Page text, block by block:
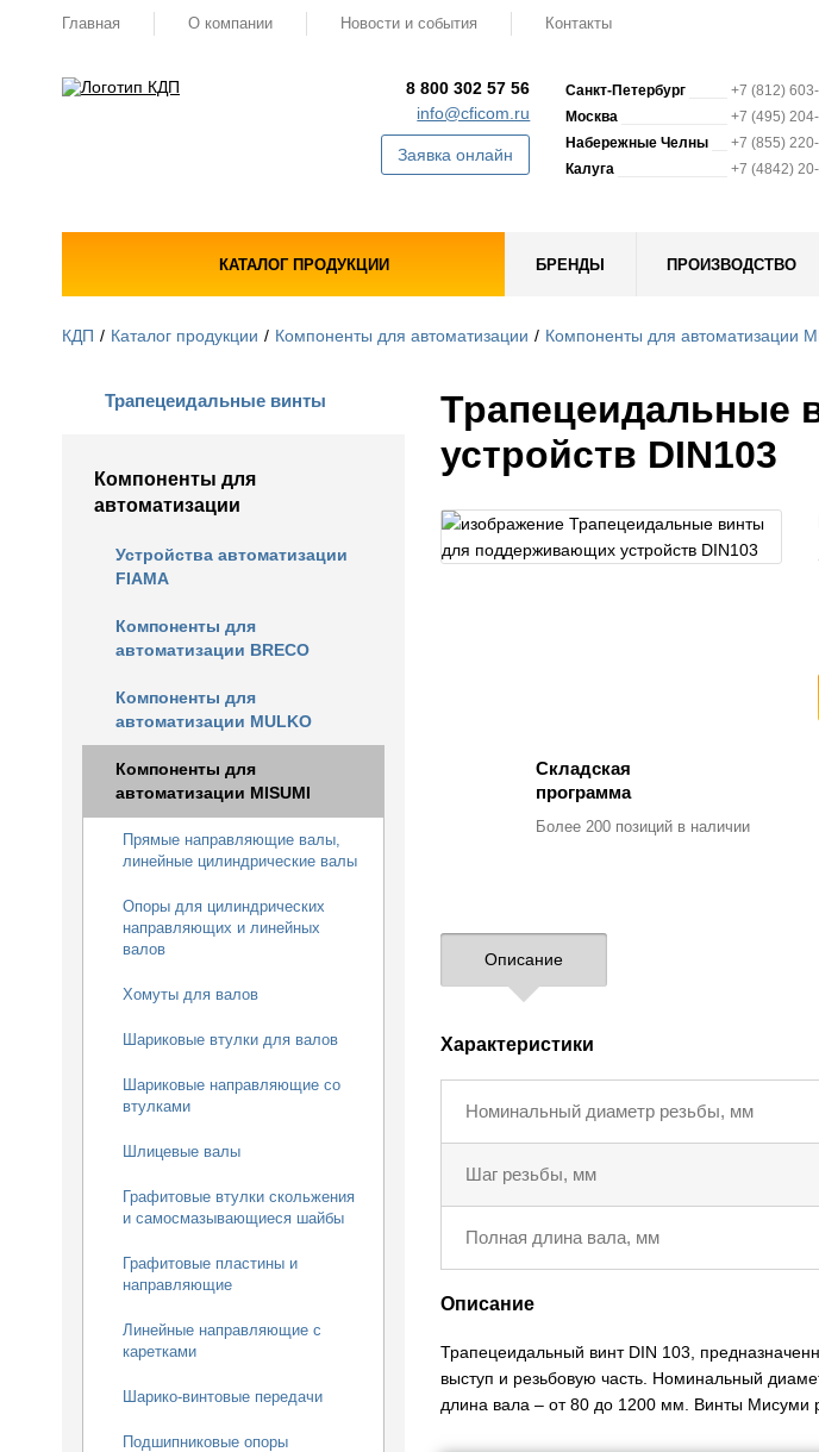
Главная О компании Новости и события Контакты
8 800 302 57 56
info@cficom.ru
Заявка онлайн
Санкт-Петербург
+7 (812)
Москва
+7 (495)
Набережные Челны
+7 (855)
Калуга
+7 (4842)
КАТАЛОГ ПРОДУКЦИИ БРЕНДЫ ПРОИЗВОДСТВО
КДП Каталог продукции Компоненты для автоматизации Компоненты для автоматизации
Трапецеидальные винты
Компоненты для
автоматизации
Устройства автоматизации
FIAMA
Компоненты для
автоматизации BRECO
Компоненты для
автоматизации MULKO
Компоненты для
автоматизации MISUMI
Прямые направляющие валы,
линейные цилиндрические валы
Опоры для цилиндрических
направляющих и линейных
валов
Хомуты для валов
Шариковые втулки для валов
Шариковые направляющие со
втулками
Шлицевые валы
Графитовые втулки скольжения
и самосмазывающиеся шайбы
Графитовые пластины и
направляющие
Линейные направляющие с
каретками
Шарико-винтовые передачи
Подшипниковые опоры
Трапецеидальные
устройств DIN103
Складская
программа
Более 200 позицийв наличии
Описание
Характеристики
Номинальный диаметр резьбы, мм
Шаг резьбы, мм
Полная длина вала, мм
Описание
Трапецеидальный винт DIN 103,
выступ и резьбовую часть. Номинальный
длина вала – от 80 до 1200 мм. Винты Мисуми